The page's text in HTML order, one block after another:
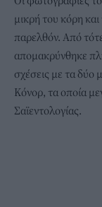
μικρή του κόρη
παρελθόν. Από
απομακρύνθηκε
σχέσεις με τα δύο
Κόνορ, τα οποία
Σαϊεντολογίας.